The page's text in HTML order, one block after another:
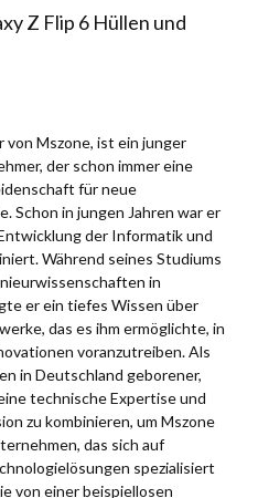
Z Flip 6 Hüllen und
von Mszone, ist ein junger
der schon immer eine
für neue
Schon in jungen Jahren war er
der Informatik und
Während seines Studiums
in
er ein tiefes Wissen über
das es ihm ermöglichte, in
voranzutreiben. Als
in Deutschland geborener,
technische Expertise und
zu kombinieren, um Mszone
das sich auf
spezialisiert
von einer beispiellosen